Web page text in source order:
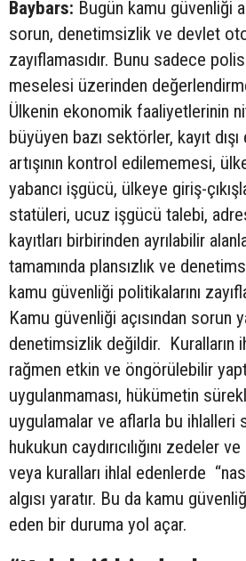
Baybars: Bugün kamu güvenliği
sorun, denetimsizlik ve devlet
zayıflamasıdır. Bunu sadece
meselesi üzerinden
Ülkenin ekonomik faaliyetlerinin
büyüyen bazı sektörler, kayıt
artışının kontrol edilememesi,
yabancı işgücü, ülkeye giriş-
statüleri, ucuz işgücü talebi,
kayıtları birbirinden ayrılabilir
tamamında plansızlık ve
kamu güvenliği politikalarını
Kamu güvenliği açısından sorun
denetimsizlik değildir. Kuralların
rağmen etkin ve öngörülebilir
uygulanmaması, hükümetin
uygulamalar ve aflarla bu
hukukun caydırıcılığını zedeler
veya kuralları ihlal edenlerde
algısı yaratır. Bu da kamu
eden bir duruma yol açar.